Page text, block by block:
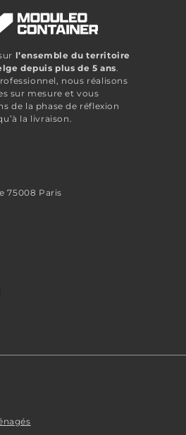
l’ensemble du territoire
depuis plus de 5 ans.
nous réalisons
sur mesure et vous
de la phase de réflexion
la livraison.
75008 Paris